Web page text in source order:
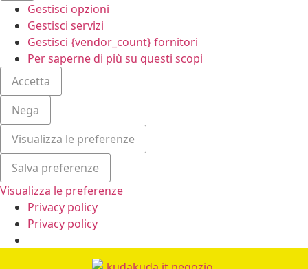
Gestisci opzioni
Gestisci servizi
Gestisci {vendor_count} fornitori
Per saperne di più su questi scopi
Accetta
Nega
Visualizza le preferenze
Salva preferenze
Visualizza le preferenze
Privacy policy
Privacy policy